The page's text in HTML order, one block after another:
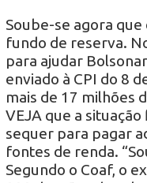
Soube-se agora
fundo de reserva.
para ajudar
enviado à CPI do 8
mais de 17 milhões
VEJA que a
sequer para pagar
fontes de renda.
Segundo o Coaf, o